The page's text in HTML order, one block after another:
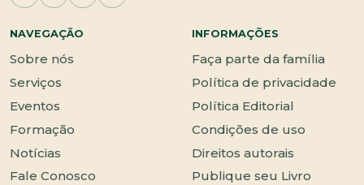
NAVEGAÇÃO
Sobre nós
Serviços
Eventos
Formação
Notícias
Fale Conosco
INFORMAÇÕES
Faça parte da família
Política de privacidade
Política Editorial
Condições de uso
Direitos autorais
Publique seu Livro